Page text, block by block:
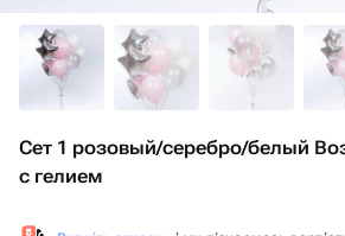
Сет 1 розовый/серебро/белый
с гелием